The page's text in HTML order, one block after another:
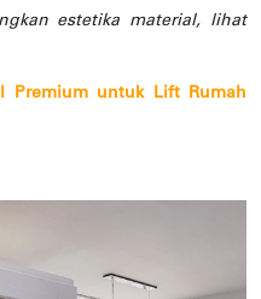
estetika material, lihat
Premium untuk Lift Rumah